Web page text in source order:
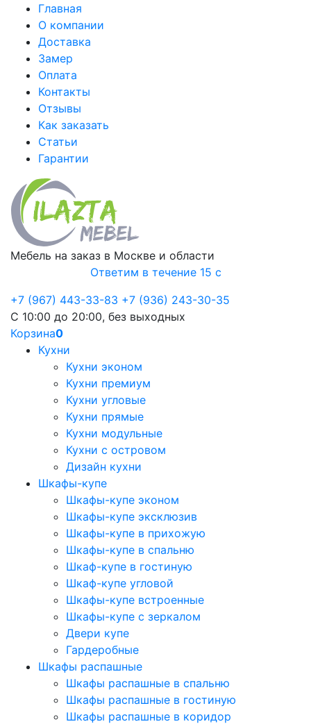
Главная
О компании
Доставка
Замер
Оплата
Контакты
Отзывы
Как заказать
Статьи
Гарантии
Мебель на заказ в Москве и области
Ответим в течение 15 с
+7 (967) 443-33-83 +7 (936) 243-30-35
С 10:00 до 20:00, без выходных
Корзина0
Кухни
Кухни эконом
Кухни премиум
Кухни угловые
Кухни прямые
Кухни модульные
Кухни с островом
Дизайн кухни
Шкафы-купе
Шкафы-купе эконом
Шкафы-купе эксклюзив
Шкафы-купе в прихожую
Шкафы-купе в спальню
Шкаф-купе в гостиную
Шкаф-купе угловой
Шкафы-купе встроенные
Шкафы-купе с зеркалом
Двери купе
Гардеробные
Шкафы распашные
Шкафы распашные в спальню
Шкафы распашные в гостиную
Шкафы распашные в коридор